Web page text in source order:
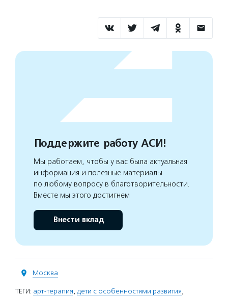
Поддержите работу АСИ!
Мы работаем, чтобы у вас была актуальная
информация и полезные материалы
по любому вопросу в благотворительности.
Вместе мы этого достигнем
Внести вклад
Москва
ТЕГИ: арт-терапия, дети с особенностями развития,